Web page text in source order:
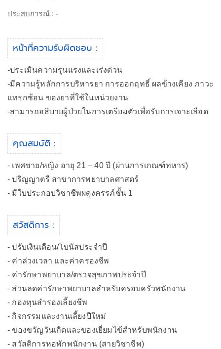
ประสบการณ์ :-
หน้าที่ความรับผิดชอบ :
-ประเมินความรุนแรงและเร่งด่วน
-มีความรู้หลักการบริหารยา การออกฤทธิ์ ผลข้างเคียง ภาวะ
แทรกซ้อน ของยาที่ใช้ในหน่วยงาน
-สามารถอธิบายผู้ป่วยในการเตรียมตัวเพื่อรับการเจาะเลือด
คุณสมบัติ :
- เพศชาย/หญิง อายุ 21 – 40 ปี (ผ่านการเกณฑ์ทหาร)
- ปริญญาตรี สาขาการพยาบาลศาสตร์
- มีใบประกอบวิชาชีพผดุงครรภ์ชั้น 1
สวัสดิการ :
- ปรับเงินเดือน/โบนัสประจำปี
- ค่าล่วงเวลา และค่าครองชีพ
- ค่ารักษาพยาบาล/ตรวจสุขภาพประจำปี
- ส่วนลดค่ารักษาพยาบาลสำหรับครอบครัวพนักงาน
- กองทุนสำรองเลี้ยงชีพ
- กิจกรรมและงานเลี้ยงปีใหม่
- ของขวัญวันเกิดและของเยี่ยมไข้สำหรับพนักงาน
- สวัสดิการหอพักพนักงาน (สายวิชาชีพ)